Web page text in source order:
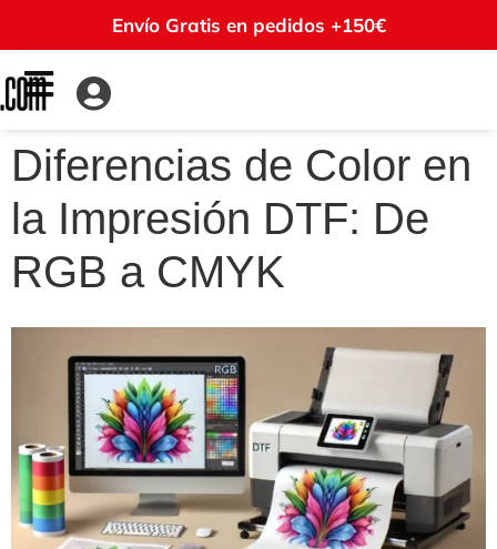
Envío Gratis en pedidos +150€
Diferencias de Color en
la Impresión DTF: De
RGB a CMYK